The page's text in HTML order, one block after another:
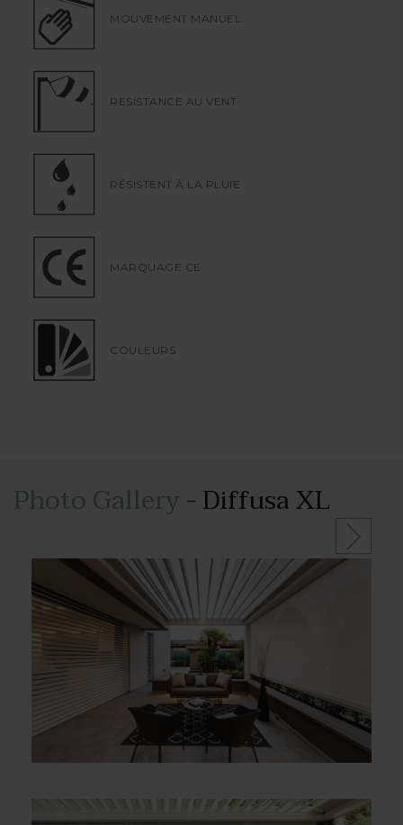
MOUVEMENT MANUEL
RESISTANCE AU VENT
RÉSISTENT À LA PLUIE
MARQUAGE CE
COULEURS
Photo Gallery- Diffusa XL